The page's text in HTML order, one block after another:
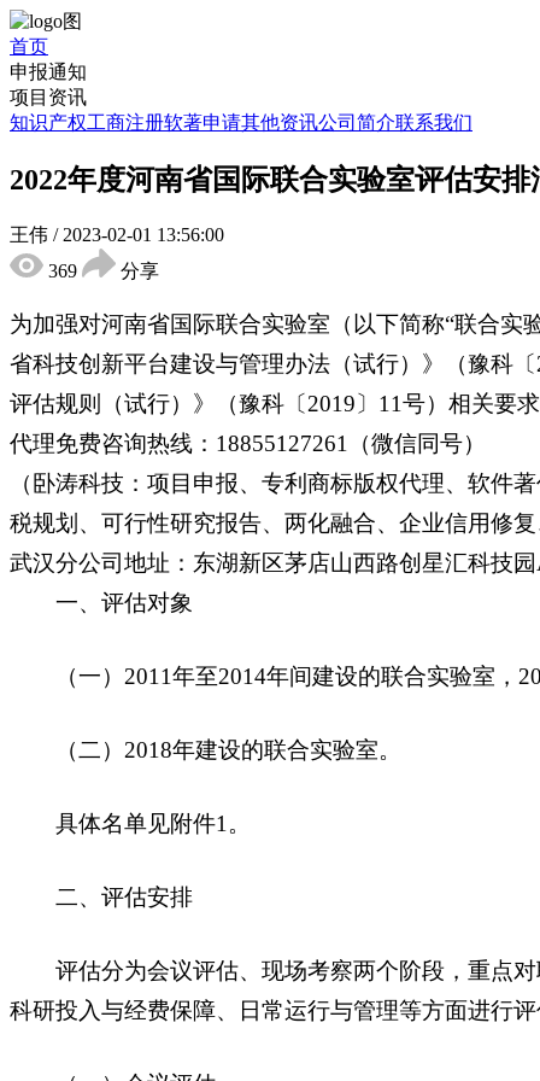
首页
申报通知
项目资讯
知识产权工商注册软著申请其他资讯公司简介联系我们
2022年度河南省国际联合实验室评估安排
王伟 / 2023-02-01 13:56:00
369
分享
为加强对河南省国际联合实验室（以下简称“联合
省科技创新平台建设与管理办法（试行）》（豫科
评估规则（试行）》（豫科〔2019〕11号）相关要
代理免费咨询热线：18855127261（微信同号）
（卧涛科技：项目申报、专利商标版权代理、软件
税规划、可行性研究报告、两化融合、企业信用修
武汉分公司地址：东湖新区茅店山西路创星汇科技
一、评估对象
（一）2011年至2014年间建设的联合实验室，
（二）2018年建设的联合实验室。
具体名单见附件1。
二、评估安排
评估分为会议评估、现场考察两个阶段，重点对
科研投入与经费保障、日常运行与管理等方面进行